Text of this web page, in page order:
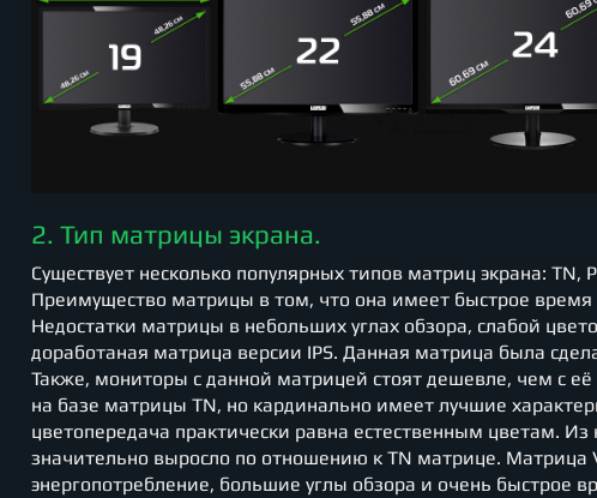
2. Тип матрицы экрана.
Существует несколько популярных типов матриц экрана: TN,
Преимущество матрицы в том, что она имеет быстрое
Недостатки матрицы в небольших углах обзора, слабой
доработаная матрица версии IPS. Данная матрица была
Также, мониторы с данной матрицей стоят дешевле, чем с
на базе матрицы TN, но кардинально имеет лучшие
цветопередача практически равна естественным цветам.
значительно выросло по отношению к TN матрице. Матрица
энергопотребление, большие углы обзора и очень